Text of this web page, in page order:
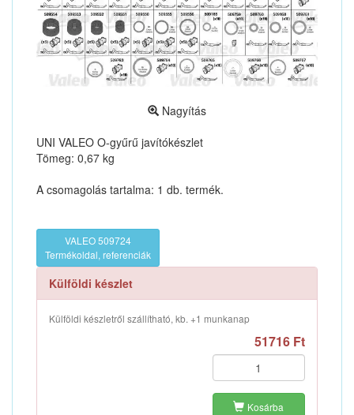
Nagyítás
UNI VALEO O-gyűrű javítókészlet
Tömeg: 0,67 kg
A csomagolás tartalma: 1 db. termék.
VALEO 509724
Termékoldal, referenciák
Külföldi készlet
Külföldi készletről szállítható, kb. +1 munkanap
51716 Ft
Kosárba